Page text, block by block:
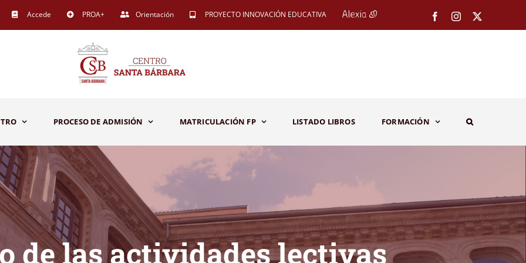
Accede PROA+ Orientación PROYECTO INNOVACIÓN EDUCATIVA FacebookInstagram
PROCESO DE ADMISIÓN MATRICULACIÓN FP LISTADO LIBROS FORMACIÓN
de las actividades lectivas